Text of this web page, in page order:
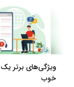
ویژگی‌های برتر
خوب